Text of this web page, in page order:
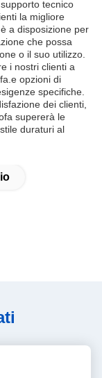
tecnico
la migliore
a disposizione per
che possa
o il suo utilizzo.
i nostri clienti a
opzioni di
specifiche.
dei clienti,
supererà le
duraturi al